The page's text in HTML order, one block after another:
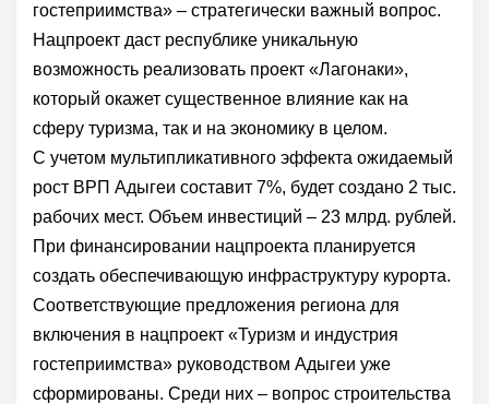
гостеприимства» – стратегически важный вопрос.
Нацпроект даст республике уникальную
возможность реализовать проект «Лагонаки»,
который окажет существенное влияние как на
сферу туризма, так и на экономику в целом.
С учетом мультипликативного эффекта ожидаемый
рост ВРП Адыгеи составит 7%, будет создано 2 тыс.
рабочих мест. Объем инвестиций – 23 млрд. рублей.
При финансировании нацпроекта планируется
создать обеспечивающую инфраструктуру курорта.
Соответствующие предложения региона для
включения в нацпроект «Туризм и индустрия
гостеприимства» руководством Адыгеи уже
сформированы. Среди них – вопрос строительства